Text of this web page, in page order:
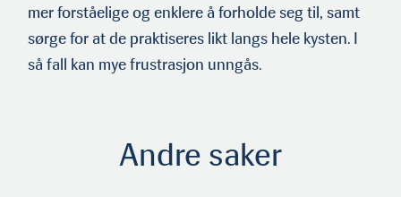
mer forståelige og enklere å forholde seg til, samt
sørge for at de praktiseres likt langs hele kysten. I
så fall kan mye frustrasjon unngås.
Andre saker